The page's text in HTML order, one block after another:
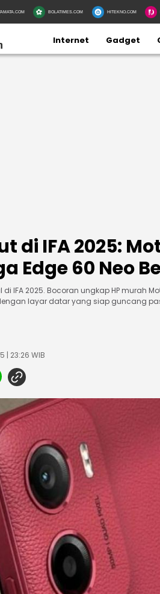
BOLATIMES.COM HITEKNO.COM
Internet Gadget
di IFA 2025:
Edge 60 Neo
IFA 2025. Bocoran ungkap HP murah
layar datar yang siap guncang
| 23:26 WIB